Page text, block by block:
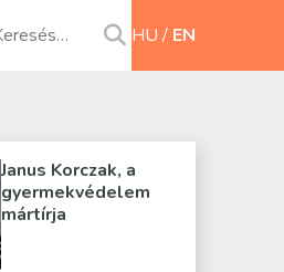
HU EN
Janus Korczak, a
gyermekvédelem
mártírja